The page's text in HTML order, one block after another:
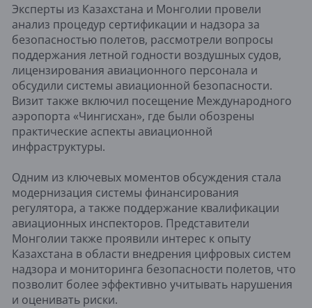
Эксперты из Казахстана и Монголии провели
анализ процедур сертификации и надзора за
безопасностью полетов, рассмотрели вопросы
поддержания летной годности воздушных судов,
лицензирования авиационного персонала и
обсудили системы авиационной безопасности.
Визит также включил посещение Международного
аэропорта «Чингисхан», где были обозрены
практические аспекты авиационной
инфраструктуры.
Одним из ключевых моментов обсуждения стала
модернизация системы финансирования
регулятора, а также поддержание квалификации
авиационных инспекторов. Представители
Монголии также проявили интерес к опыту
Казахстана в области внедрения цифровых систем
надзора и мониторинга безопасности полетов, что
позволит более эффективно учитывать нарушения
и оценивать риски.